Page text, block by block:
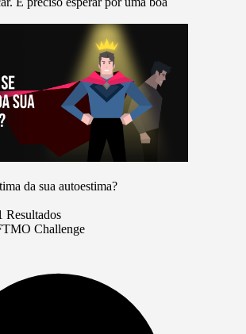
da sua autoestima?
Resultados
Challenge